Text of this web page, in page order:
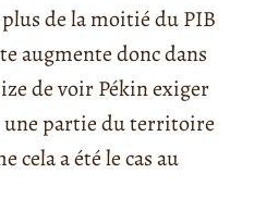
de la moitié du PIB
augmente donc dans
de voir Pékin exiger
partie du territoire
cela a été le cas au